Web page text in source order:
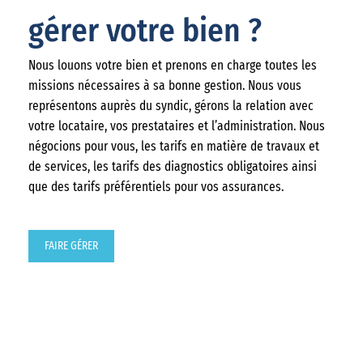
gérer votre bien ?
Nous louons votre bien et prenons en charge toutes les
missions nécessaires à sa bonne gestion. Nous vous
représentons auprès du syndic, gérons la relation avec
votre locataire, vos prestataires et l’administration. Nous
négocions pour vous, les tarifs en matière de travaux et
de services, les tarifs des diagnostics obligatoires ainsi
que des tarifs préférentiels pour vos assurances.
FAIRE GÉRER